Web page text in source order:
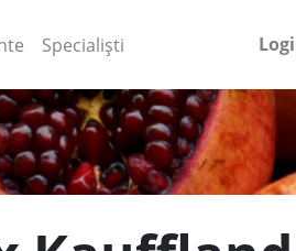
Specialiști